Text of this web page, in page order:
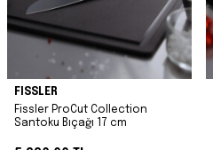
FISSLER
Fissler ProCut Collection
Santoku Bıçağı 17 cm